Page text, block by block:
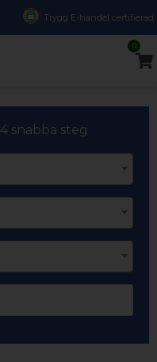
Trygg E-handel certifierad
0
snabba steg